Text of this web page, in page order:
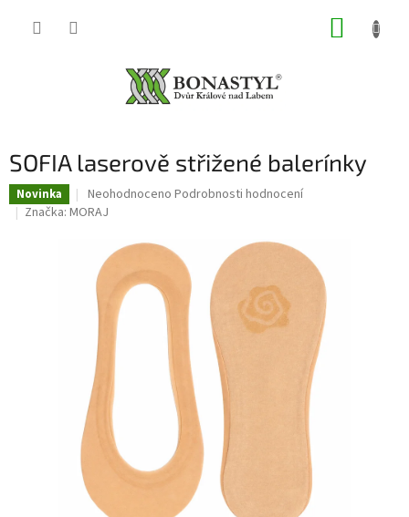
SOFIA laserově střižené balerínky
Novinka
Průměrné
hodnocení
0,0
hvězdiček.
Neohodnoceno Podrobnosti hodnocení
Značka: MORAJ